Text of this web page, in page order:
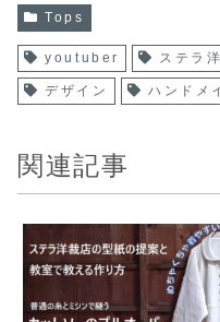
Tops
youtuber ステラ
デザイン ハンドメ
関連記事